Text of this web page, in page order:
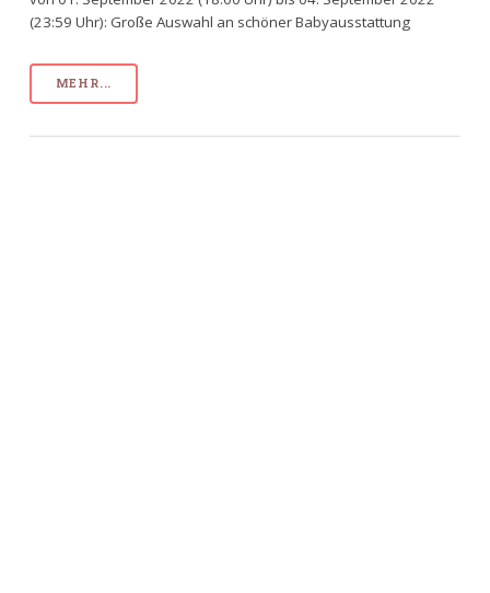
(23:59 Uhr): Große Auswahl an schöner Babyausstattung
MEHR...